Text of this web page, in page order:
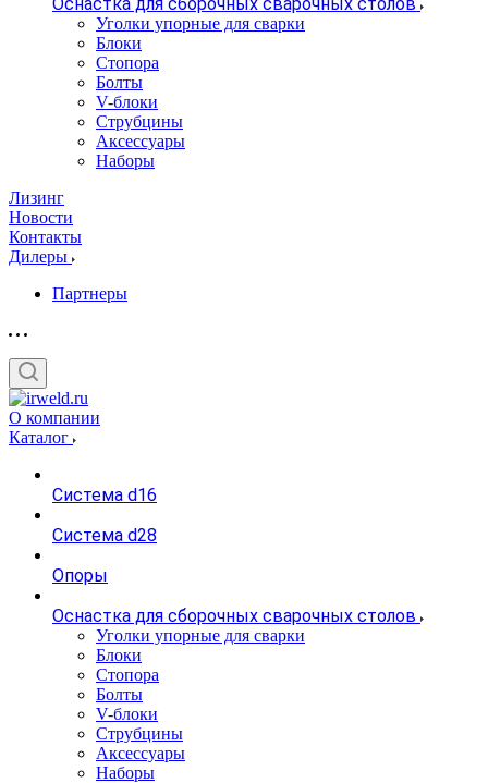
Уголки упорные для сварки
Блоки
Стопора
Болты
V-блоки
Струбцины
Аксессуары
Наборы
Лизинг
Новости
Контакты
Дилеры
Партнеры
О компании
Каталог
Система d16
Система d28
Опоры
Оснастка для сборочных сварочных столов
Уголки упорные для сварки
Блоки
Стопора
Болты
V-блоки
Струбцины
Аксессуары
Наборы